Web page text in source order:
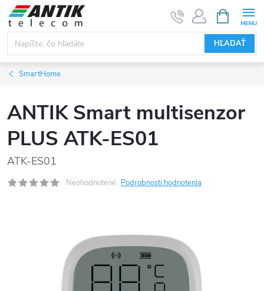
Prejsť
obsah
HĽADAŤ
KOŠÍK
SmartHome
ANTIK Smart multisenzor
PLUS ATK-ES01
ATK-ES01
Neohodnotené Podrobnosti hodnotenia